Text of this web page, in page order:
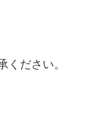
ださい。